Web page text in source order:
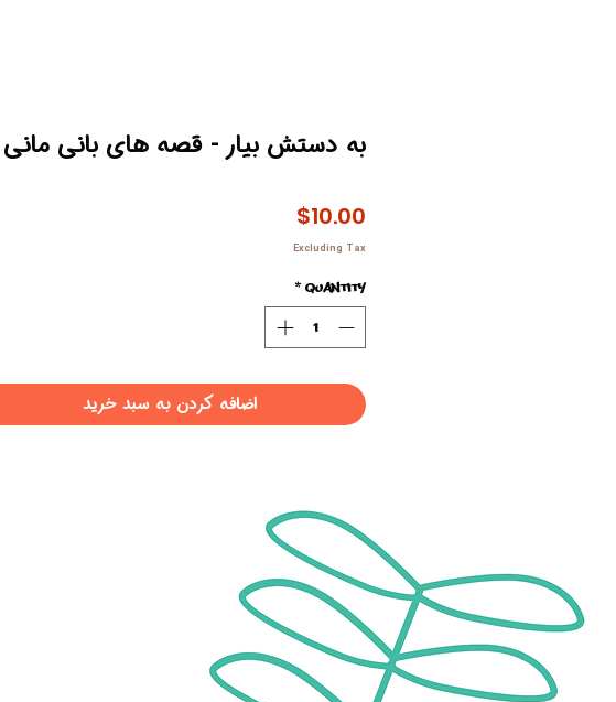
به دستش بیار - قصه های بانی مانی
$10.00
Excluding Tax
Quantity
*
اضافه کردن به سبد خرید